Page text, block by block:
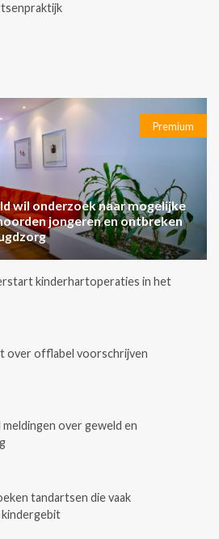
Premium
wil onderzoek naar mogelijke
jongeren en ontbreken
kinderhartoperaties in het
over offlabel voorschrijven
over geweld en
tandartsen die vaak
kindergebit